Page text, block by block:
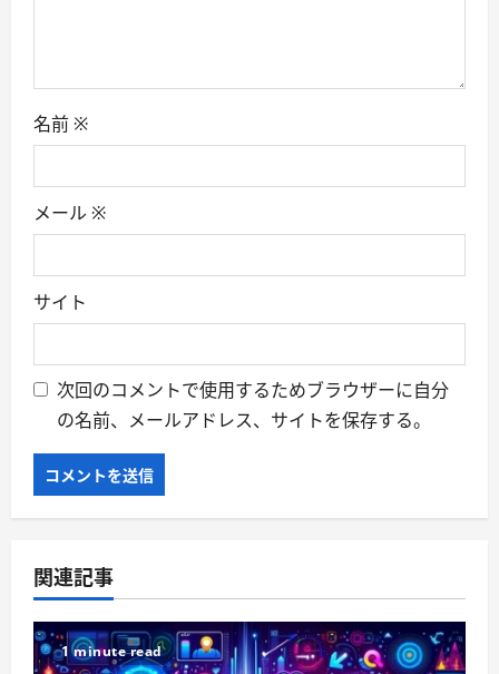
名前 ※
メール ※
サイト
次回のコメントで使用するためブラウザーに自分
の名前、メールアドレス、サイトを保存する。
関連記事
1 minute read